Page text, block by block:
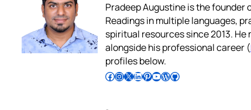
Pradeep Augustine is the
Readings in multiple languages,
spiritual resources since 2013.
alongside his professional career (
profiles below.
Follow Pradeep on Facebook Follow Pradeep on InstagramFollow Pradeep on X Follow Pradeep on LinkedIn Follow Pradeep on Pinterest Subscribe to Pradeep’s Youtube Channel Follow Pradeep on WordPress Follow Pradeep on GitHub